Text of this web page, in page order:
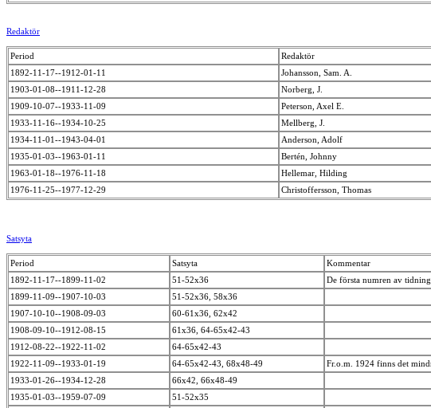
Redaktör
Period Redaktör
1892-11-17--1912-01-11
Johansson, Sam. A.
1903-01-08--1911-12-28
Norberg, J.
1909-10-07--1933-11-09
Peterson, Axel E.
1933-11-16--1934-10-25
Mellberg, J.
1934-11-01--1943-04-01
Anderson, Adolf
1935-01-03--1963-01-11
Bertén, Johnny
1963-01-18--1976-11-18
Hellemar, Hilding
1976-11-25--1977-12-29
Christoffersson, Thomas
Satsyta
Period Satsyta
Kommentar
1892-11-17--1899-11-02
51-52x36
De första numren av
1899-11-09--1907-10-03
51-52x36, 58x36
1907-10-10--1908-09-03
60-61x36, 62x42
1908-09-10--1912-08-15
61x36, 64-65x42-43
1912-08-22--1922-11-02
64-65x42-43
1922-11-09--1933-01-19
64-65x42-43, 68x48-49
Fr.o.m. 1924 finns det
1933-01-26--1934-12-28
66x42, 66x48-49
1935-01-03--1959-07-09
51-52x35